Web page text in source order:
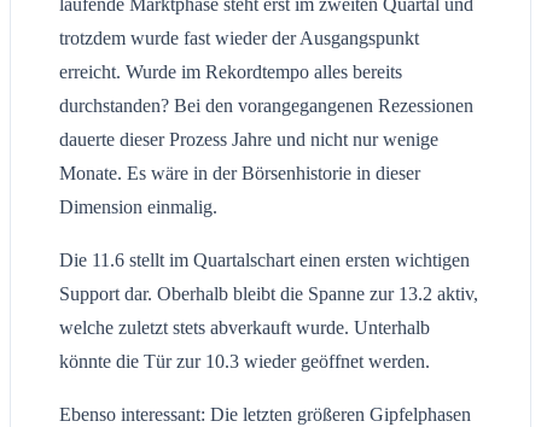
laufende Marktphase steht erst im zweiten Quartal und
trotzdem wurde fast wieder der Ausgangspunkt
erreicht. Wurde im Rekordtempo alles bereits
durchstanden? Bei den vorangegangenen Rezessionen
dauerte dieser Prozess Jahre und nicht nur wenige
Monate. Es wäre in der Börsenhistorie in dieser
Dimension einmalig.
Die 11.6 stellt im Quartalschart einen ersten wichtigen
Support dar. Oberhalb bleibt die Spanne zur 13.2 aktiv,
welche zuletzt stets abverkauft wurde. Unterhalb
könnte die Tür zur 10.3 wieder geöffnet werden.
Ebenso interessant: Die letzten größeren Gipfelphasen